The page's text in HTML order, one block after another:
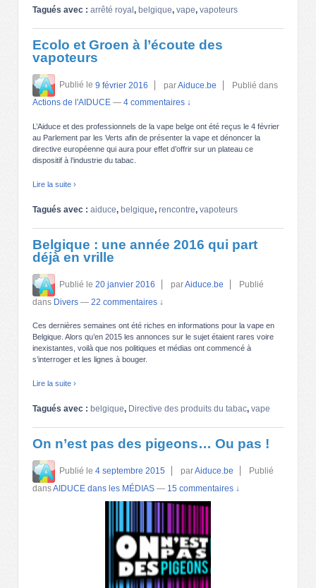
Tagués avec : arrêté royal , belgique, vape, vapoteurs
Ecolo et Groen à l’écoute des
vapoteurs
Publié le 9 février 2016 parAiduce.be
Publié dans
Actions de l'AIDUCE — 4 commentaires ↓
L’Aiduce et des professionnels de la vape belge ont été reçus le 4 février
au Parlement par les Verts afin de présenter la vape et dénoncer la
directive européenne qui aura pour effet d’offrir sur un plateau ce
dispositif à l’industrie du tabac.
Lire la suite ›
Tagués avec : aiduce, belgique, rencontre, vapoteurs
Belgique : une année 2016 qui part
déjà en vrille
Publié le 20 janvier 2016 parAiduce.be
Publié
dans Divers — 22 commentaires ↓
Ces dernières semaines ont été riches en informations pour la vape en
Belgique. Alors qu’en 2015 les annonces sur le sujet étaient rares voire
inexistantes, voilà que nos politiques et médias ont commencé à
s’interroger et les lignes à bouger.
Lire la suite ›
Tagués avec : belgique, Directive des produits du tabac, vape
On n’est pas des pigeons… Ou pas !
Publié le 4 septembre 2015 parAiduce.be
Publié
dansAIDUCE dans les MÉDIAS — 15 commentaires ↓